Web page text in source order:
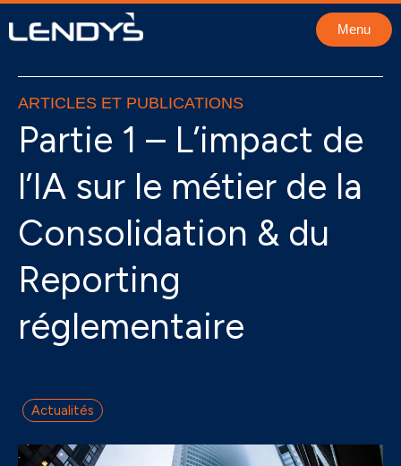
Menu
ARTICLES ET PUBLICATIONS
Partie 1 – L’impact de
l’IA sur le métier de la
Consolidation & du
Reporting
réglementaire
Actualités